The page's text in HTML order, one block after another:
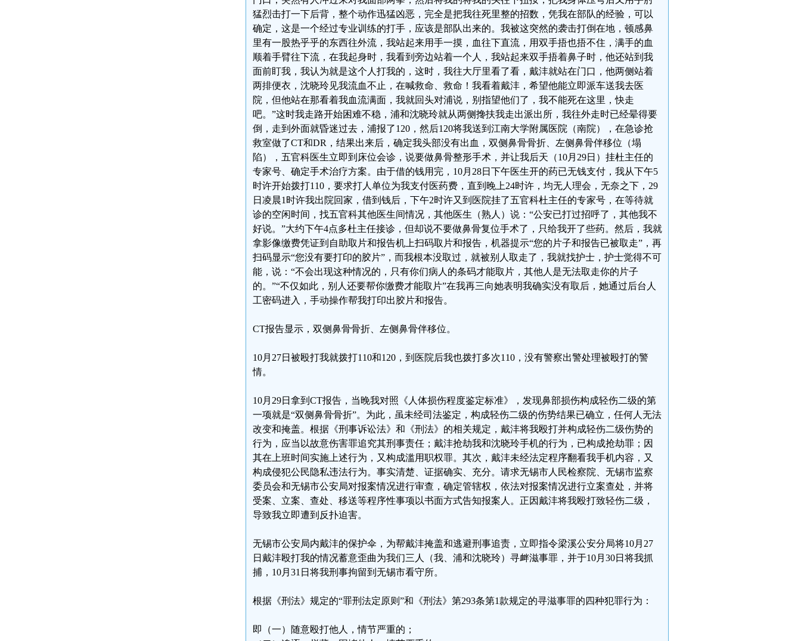
猛烈击打一下后背，整个动作迅猛凶恶，完全是把我往死里整的招数，凭我在部队的经验，可以
确定，这是一个经过专业训练的打手，应该是部队出来的。我被这突然的袭击打倒在地，顿感鼻
里有一股热乎乎的东西往外流，我站起来用手一摸，血往下直流，用双手捂也捂不住，满手的血
顺着手臂往下流，在我起身时，我看到旁边站着一个人，我站起来双手捂着鼻子时，他还站到我
面前盯我，我认为就是这个人打我的，这时，我往大厅里看了看，戴沣就站在门口，他两侧站着
两排便衣，沈晓玲见我流血不止，在喊救命、救命！我看着戴沣，希望他能立即派车送我去医
院，但他站在那看着我血流满面，我就回头对浦说，别指望他们了，我不能死在这里，快走
吧。”这时我走路开始困难不稳，浦和沈晓玲就从两侧搀扶我走出派出所，我往外走时已经晕得要
倒，走到外面就昏迷过去，浦报了120，然后120将我送到江南大学附属医院（南院），在急诊抢
救室做了CT和DR，结果出来后，确定我头部没有出血，双侧鼻骨骨折、左侧鼻骨伴移位（塌
陷），五官科医生立即到床位会诊，说要做鼻骨整形手术，并让我后天（10月29日）挂杜主任的
专家号、确定手术治疗方案。由于借的钱用完，10月28日下午医生开的药已无钱支付，我从下午5
时许开始拨打110，要求打人单位为我支付医药费，直到晚上24时许，均无人理会，无奈之下，29
日凌晨1时许我出院回家，借到钱后，下午2时许又到医院挂了五官科杜主任的专家号，在等待就
诊的空闲时间，找五官科其他医生间情况，其他医生（熟人）说：“公安已打过招呼了，其他我不
好说。”大约下午4点多杜主任接诊，但却说不要做鼻骨复位手术了，只给我开了些药。然后，我就
拿影像缴费凭证到自助取片和报告机上扫码取片和报告，机器提示“您的片子和报告已被取走”，再
扫码显示“您没有要打印的胶片”，而我根本没取过，就被别人取走了，我就找护士，护士觉得不可
能，说：“不会出现这种情况的，只有你们病人的条码才能取片，其他人是无法取走你的片子
的。”“不仅如此，别人还要帮你缴费才能取片”在我再三向她表明我确实没有取后，她通过后台人
工密码进入，手动操作帮我打印出胶片和报告。
CT报告显示，双侧鼻骨骨折、左侧鼻骨伴移位。
10月27日被殴打我就拨打110和120，到医院后我也拨打多次110，没有警察出警处理被殴打的警
情。
10月29日拿到CT报告，当晚我对照《人体损伤程度鉴定标准》，发现鼻部损伤构成轻伤二级的第
一项就是“双侧鼻骨骨折”。为此，虽未经司法鉴定，构成轻伤二级的伤势结果已确立，任何人无法
改变和掩盖。根据《刑事诉讼法》和《刑法》的相关规定，戴沣将我殴打并构成轻伤二级伤势的
行为，应当以故意伤害罪追究其刑事责任；戴沣抢劫我和沈晓玲手机的行为，已构成抢劫罪；因
其在上班时间实施上述行为，又构成滥用职权罪。其次，戴沣未经法定程序翻看我手机内容，又
构成侵犯公民隐私违法行为。事实清楚、证据确实、充分。请求无锡市人民检察院、无锡市监察
委员会和无锡市公安局对报案情况进行审查，确定管辖权，依法对报案情况进行立案查处，并将
受案、立案、查处、移送等程序性事项以书面方式告知报案人。正因戴沣将我殴打致轻伤二级，
导致我立即遭到反扑迫害。
无锡市公安局内戴沣的保护伞，为帮戴沣掩盖和逃避刑事追责，立即指令梁溪公安分局将10月27
日戴沣殴打我的情况蓄意歪曲为我们三人（我、浦和沈晓玲）寻衅滋事罪，并于10月30日将我抓
捕，10月31日将我刑事拘留到无锡市看守所。
根据《刑法》规定的“罪刑法定原则”和《刑法》第293条第1款规定的寻滋事罪的四种犯罪行为：
即（一）随意殴打他人，情节严重的；